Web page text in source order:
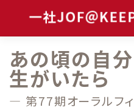
あの頃の自
生がいたら
― 第77期オーラルフ